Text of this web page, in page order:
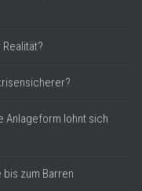
Anlageform lohnt sich
zum Barren